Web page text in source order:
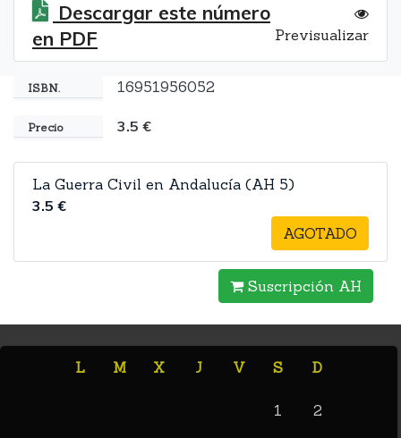
Descargar este número
en PDF
Previsualizar
ISBN. 16951956052
Precio 3.5 €
La Guerra Civil en Andalucía (AH 5)
3.5 €
AGOTADO
Suscripción AH
L M X J V S D
1 2